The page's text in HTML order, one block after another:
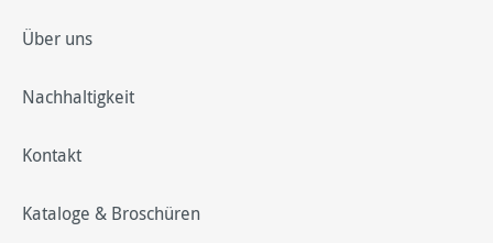
Über uns
Nachhaltigkeit
Kontakt
Kataloge & Broschüren